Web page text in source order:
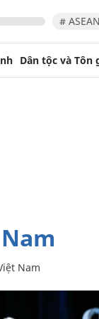
#
Dân tộc và Tôn
Nam